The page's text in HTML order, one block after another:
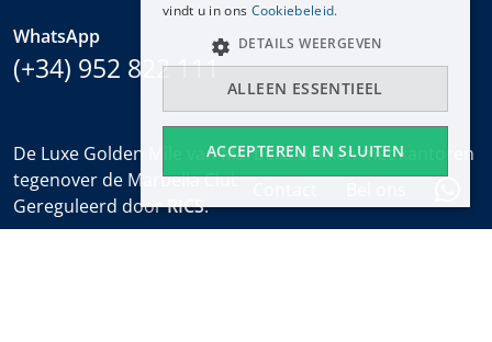
WhatsApp
(+34) 952 822 111
De Luxe Golden Mile van Marbella dekken met kantoren
tegenover de Marbella Club en bij het Puente Romano.
Gereguleerd doorRICS.
vindt u in ons Cookiebeleid.
ACCEPTEREN EN SLUITEN
ALLEEN ESSENTIEEL
DETAILS WEERGEVEN